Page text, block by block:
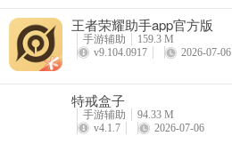
王者荣耀助手app官方版
手游辅助
159.3 M
v9.104.0917
2026-07-06
特戒盒子
手游辅助
94.33 M
v4.1.7
2026-07-06